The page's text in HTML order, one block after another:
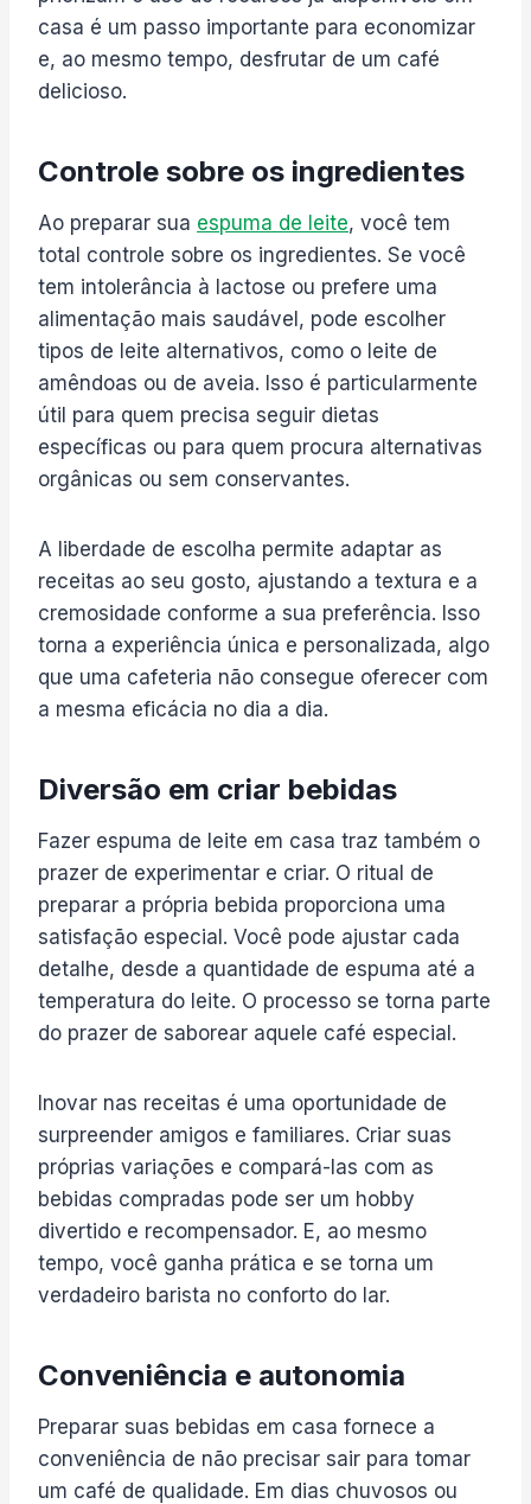
casa é um passo importante para economizar
e, ao mesmo tempo, desfrutar de um café
delicioso.
Controle sobre os ingredientes
Ao preparar sua espuma de leite, você tem
total controle sobre os ingredientes. Se você
tem intolerância à lactose ou prefere uma
alimentação mais saudável, pode escolher
tipos de leite alternativos, como o leite de
amêndoas ou de aveia. Isso é particularmente
útil para quem precisa seguir dietas
específicas ou para quem procura alternativas
orgânicas ou sem conservantes.
A liberdade de escolha permite adaptar as
receitas ao seu gosto, ajustando a textura e a
cremosidade conforme a sua preferência. Isso
torna a experiência única e personalizada, algo
que uma cafeteria não consegue oferecer com
a mesma eficácia no dia a dia.
Diversão em criar bebidas
Fazer espuma de leite em casa traz também o
prazer de experimentar e criar. O ritual de
preparar a própria bebida proporciona uma
satisfação especial. Você pode ajustar cada
detalhe, desde a quantidade de espuma até a
temperatura do leite. O processo se torna parte
do prazer de saborear aquele café especial.
Inovar nas receitas é uma oportunidade de
surpreender amigos e familiares. Criar suas
próprias variações e compará-las com as
bebidas compradas pode ser um hobby
divertido e recompensador. E, ao mesmo
tempo, você ganha prática e se torna um
verdadeiro barista no conforto do lar.
Conveniência e autonomia
Preparar suas bebidas em casa fornece a
conveniência de não precisar sair para tomar
um café de qualidade. Em dias chuvosos ou